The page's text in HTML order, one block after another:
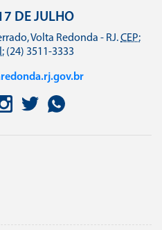
DE JULHO
Volta Redonda - RJ.CEP:
(24) 3511-3333